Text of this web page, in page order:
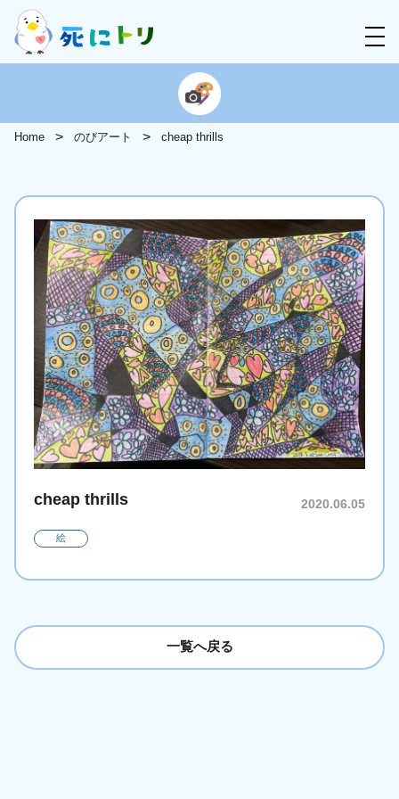
Home のびアート cheap thrills
cheap thrills 2020.06.05
絵
一覧へ戻る